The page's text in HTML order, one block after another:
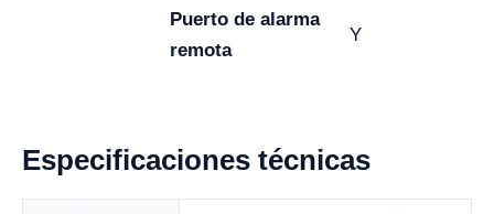
Puerto de alarma
remota
Y
Especificaciones técnicas